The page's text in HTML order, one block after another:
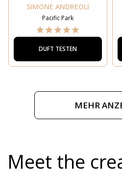
SIMONE ANDREOLI
Pacific Park
DUFT TESTEN
MEHR
Meet the